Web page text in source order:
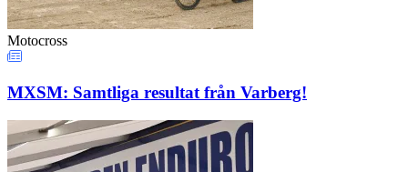
Motocross
MXSM: Samtliga resultat från Varberg!